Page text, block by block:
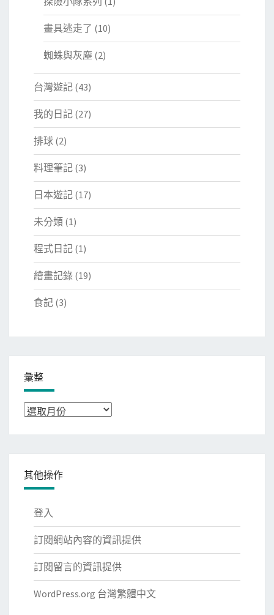
畫具逃走了 (10)
蜘蛛與灰塵 (2)
台灣遊記 (43)
我的日記 (27)
排球 (2)
料理筆記 (3)
日本遊記 (17)
未分類 (1)
程式日記 (1)
繪畫記錄 (19)
食記 (3)
彙整
彙
其他操作
登入
訂閱網站內容的資訊提供
訂閱留言的資訊提供
WordPress.org 台灣繁體中文